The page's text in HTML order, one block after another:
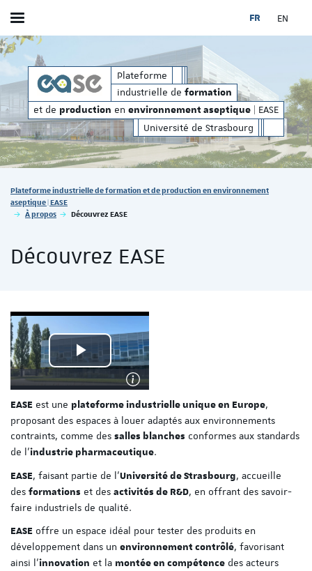
Plateformeindustrielle de formation et de
industrielle de formation
et de production en environnement aseptique | EASE
Université de Strasbourg
Afficher / masquer le menu FR EN
Vous êtes ici :
Plateforme industrielle de formation et de production en environnement
aseptique | EASE
À propos
Découvrez EASE
Découvrez EASE
EASE est une plateforme industrielle unique en Europe,
proposant des espaces à louer adaptés aux environnements
contraints, comme des salles blanches conformes aux standards
de l'industrie pharmaceutique.
EASE, faisant partie de l’Université de Strasbourg, accueille
des formations et des activités de R&D, en offrant des savoir-
faire industriels de qualité.
EASE offre un espace idéal pour tester des produits en
développement dans un environnement contrôlé, favorisant
ainsi l'innovation et la montée en compétence des acteurs